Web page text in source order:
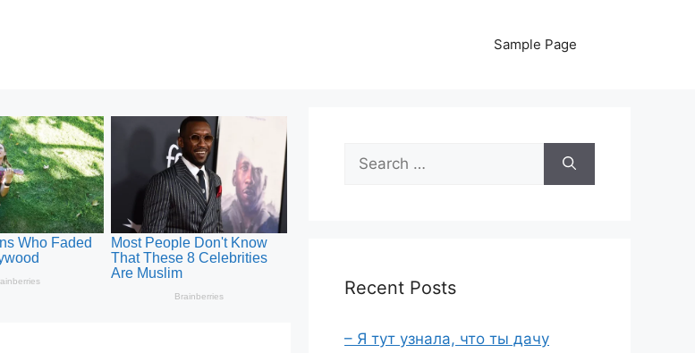
Sample Page
Search
for:
Recent Posts
– Я тут узнала, что ты дачу